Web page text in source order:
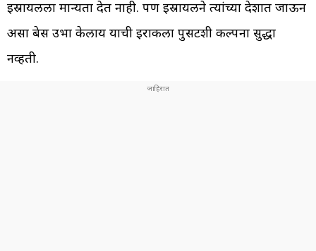
इस्रायलला मान्यता देत नाही. पण इस्रायलने त्यांच्या देशात जाऊन
असा बेस उभा केलाय याची इराकला पुसटशी कल्पना सुद्धा
नव्हती.